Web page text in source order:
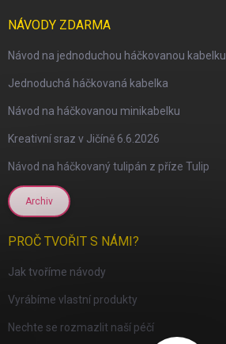
NÁVODY ZDARMA
Návod na jednoduchou háčkovanou kabelku
Jednoduchá háčkovaná kabelka
Návod na háčkovanou minikabelku
Kreativní sraz v Jičíně 6.6.2026
Návod na háčkovaný tulipán z příze Tulip
Archiv
PROČ TVOŘIT S NÁMI?
Jak tvoříme návody
Vyrábíme vlastní produkty
Nechte se rozmazlit naší péčí